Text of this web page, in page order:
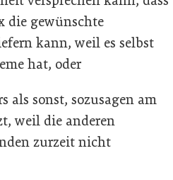
die gewünschte
kann, weil es selbst
hat, oder
als sonst, sozusagen am
weil die anderen
zurzeit nicht